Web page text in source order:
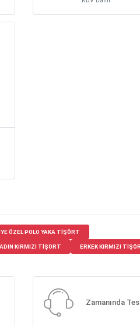
ÖZEL POLO YAKA TIŞÖRT
KIRMIZI TIŞÖRT ERKEK KIRMIZI
Zamanında